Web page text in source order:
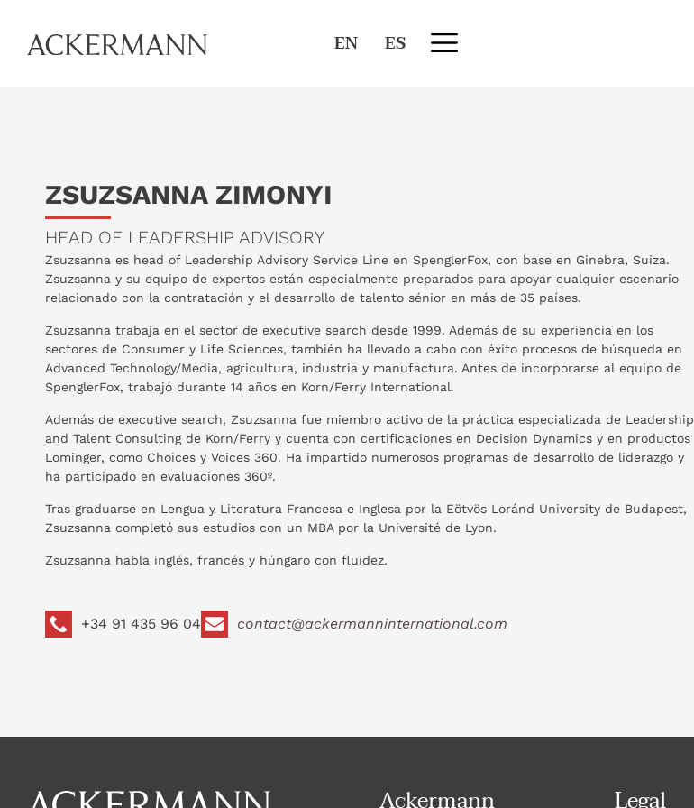
EN ES
ZSUZSANNA ZIMONYI
HEAD OF LEADERSHIP ADVISORY
Zsuzsanna es head of Leadership Advisory Service Line en SpenglerFox, con base en Ginebra, Suiza.
Zsuzsanna y su equipo de expertos están especialmente preparados para apoyar cualquier escenario
relacionado con la contratación y el desarrollo de talento sénior en más de 35 países.
Zsuzsanna trabaja en el sector de executive search desde 1999. Además de su experiencia en los
sectores de Consumer y Life Sciences, también ha llevado a cabo con éxito procesos de búsqueda en
Advanced Technology/Media, agricultura, industria y manufactura. Antes de incorporarse al equipo de
SpenglerFox, trabajó durante 14 años en Korn/Ferry International.
Además de executive search, Zsuzsanna fue miembro activo de la práctica especializada de Leadership
and Talent Consulting de Korn/Ferry y cuenta con certificaciones en Decision Dynamics y en productos
Lominger, como Choices y Voices 360. Ha impartido numerosos programas de desarrollo de liderazgo y
ha participado en evaluaciones 360º.
Tras graduarse en Lengua y Literatura Francesa e Inglesa por la Eötvös Loránd University de Budapest,
Zsuzsanna completó sus estudios con un MBA por la Université de Lyon.
Zsuzsanna habla inglés, francés y húngaro con fluidez.
+34 91 435 96 04 contact@ackermanninternational.com